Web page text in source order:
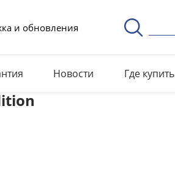
и обновления
Новости Где купить